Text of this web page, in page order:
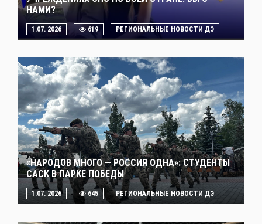
НАМИ?
1.07. 2026 619 РЕГИОНАЛЬНЫЕ НОВОСТИ ДЭ
«НАРОДОВ МНОГО — РОССИЯ ОДНА»: СТУДЕНТЫ
САСК В ПАРКЕ ПОБЕДЫ
1.07. 2026 645 РЕГИОНАЛЬНЫЕ НОВОСТИ ДЭ